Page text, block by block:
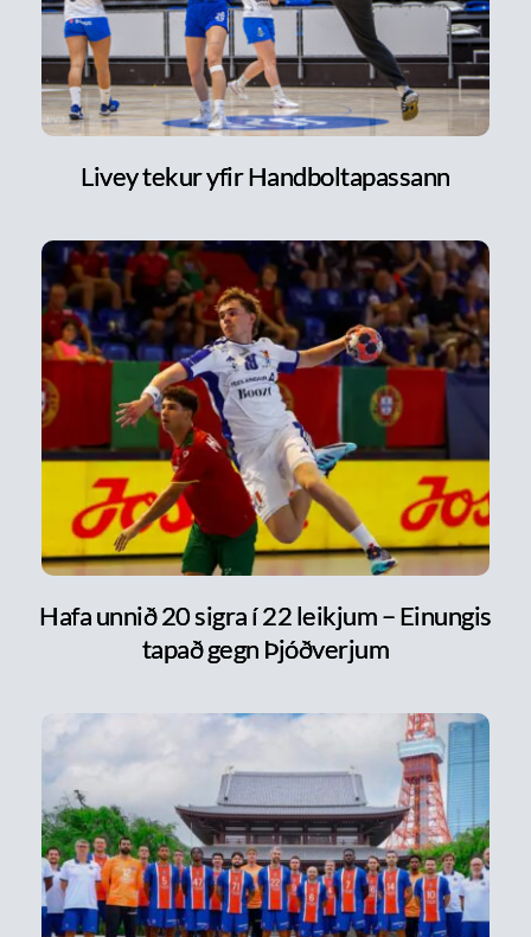
Livey tekur yfir Handboltapassann
Hafa unnið 20 sigra í 22 leikjum – Einungis
tapað gegn Þjóðverjum